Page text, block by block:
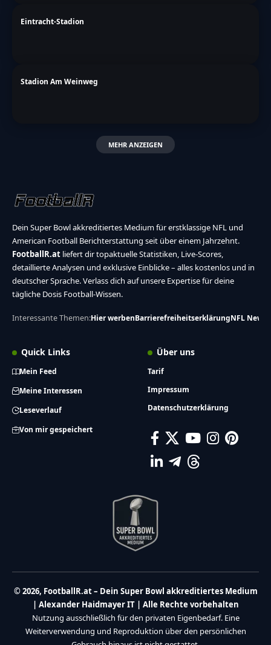
Eintracht-Stadion
Stadion Am Weinweg
MEHR ANZEIGEN
Dein Super Bowl akkreditiertes Medium für erstklassige NFL und
American Football Berichterstattung seit über einem Jahrzehnt.
FootballR.at liefert dir topaktuelle Statistiken, Live-Scores,
detaillierte Analysen und exklusive Einblicke – alles kostenlos und in
deutscher Sprache. Verlass dich auf unsere Expertise für deine
tägliche Dosis Football-Wissen.
Interessante Themen:Hier werbenBarrierefreiheitserklärungNFL News
Quick Links
Mein Feed
Meine Interessen
Leseverlauf
Von mir gespeichert
Über uns
Tarif
Impressum
Datenschutzerklärung
© 2026, FootballR.at – Dein Super Bowl akkreditiertes Medium
| Alexander Haidmayer IT | Alle Rechte vorbehalten
Nutzung ausschließlich für den privaten Eigenbedarf. Eine
Weiterverwendung und Reproduktion über den persönlichen